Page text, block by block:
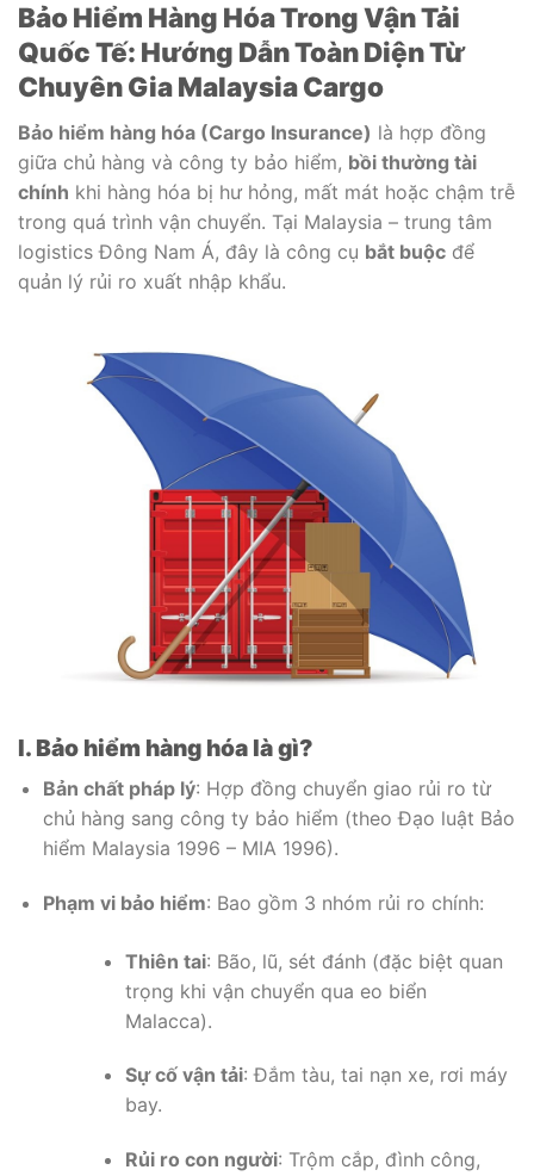
Bảo Hiểm Hàng Hóa Trong Vận Tải
Quốc Tế: Hướng Dẫn Toàn Diện Từ
Chuyên Gia Malaysia Cargo
Bảo hiểm hàng hóa (Cargo Insurance) là hợp đồng
giữa chủ hàng và công ty bảo hiểm, bồi thường tài
chính khi hàng hóa bị hư hỏng, mất mát hoặc chậm trễ
trong quá trình vận chuyển. Tại Malaysia – trung tâm
logistics Đông Nam Á, đây là công cụ bắt buộc để
quản lý rủi ro xuất nhập khẩu.
I. Bảo hiểm hàng hóa là gì?
Bản chất pháp lý: Hợp đồng chuyển giao rủi ro từ
chủ hàng sang công ty bảo hiểm (theo Đạo luật Bảo
hiểm Malaysia 1996 – MIA 1996).
Phạm vi bảo hiểm: Bao gồm 3 nhóm rủi ro chính:
Thiên tai: Bão, lũ, sét đánh (đặc biệt quan
trọng khi vận chuyển qua eo biển
Malacca).
Sự cố vận tải: Đắm tàu, tai nạn xe, rơi máy
bay.
Rủi ro con người: Trộm cắp, đình công,